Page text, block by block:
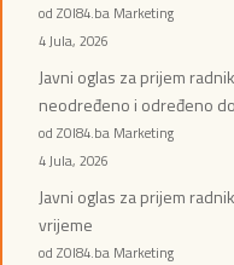
od ZOI84.ba Marketing
4 Jula, 2026
Javni oglas za prijem
neodređeno i određeno
od ZOI84.ba Marketing
4 Jula, 2026
Javni oglas za prijem
vrijeme
od ZOI84.ba Marketing